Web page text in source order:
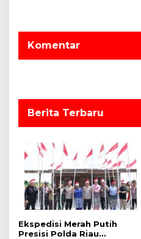
s
s
Komentar
Berita Terbaru
Ekspedisi Merah Putih
Presisi Polda Riau